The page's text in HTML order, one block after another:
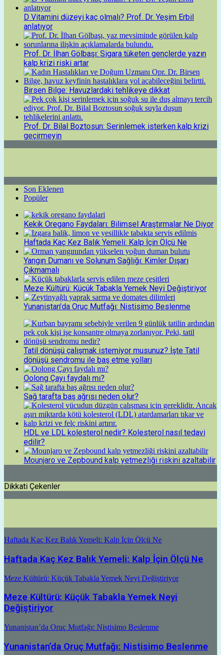
D Vitamini düzeyi kaç olmalı? Prof. Dr. Yeşim Erbil
anlatıyor
Prof. Dr. İlhan Gölbaşı: Sigara tüketen gençlerde yazın
kalp krizi riski artar
Birsen Bilge: Havuzlardaki tehlikeye dikkat
Prof. Dr. Bilal Boztosun: Serinlemek isterken kalp krizi
geçirmeyin
Son Eklenen
Popüler
Kekik Oregano Faydaları: Bilimsel Araştırmalar Ne Diyor
Haftada Kaç Kez Balık Yemeli: Kalp İçin Ölçü Ne
Yangın Dumanı ve Solunum Sağlığı: Kimler Dışarı
Çıkmamalı
Meze Kültürü: Küçük Tabakla Yemek Neyi Değiştiriyor
Yunanistan’da Oruç Mutfağı: Nistisimo Beslenme
Tatil dönüşü çalışmak istemiyor musunuz? İşte Tatil
dönüşü sendromu ile baş etme yolları
Oolong Çayı faydalı mı?
Sağ tarafta baş ağrısı neden olur?
HDL ve LDL kolesterol nedir? Kolesterol nasıl tedavi
edilir?
Mounjaro ve Zepbound kalp yetmezliği riskini azaltabilir
Dikkati Çekenler
Haftada Kaç Kez Balık Yemeli: Kalp İçin Ölçü Ne
Haftada Kaç Kez Balık Yemeli: Kalp İçin Ölçü Ne
Meze Kültürü: Küçük Tabakla Yemek Neyi Değiştiriyor
Meze Kültürü: Küçük Tabakla Yemek Neyi
Değiştiriyor
Yunanistan’da Oruç Mutfağı: Nistisimo Beslenme
Yunanistan’da Oruç Mutfağı: Nistisimo Beslenme